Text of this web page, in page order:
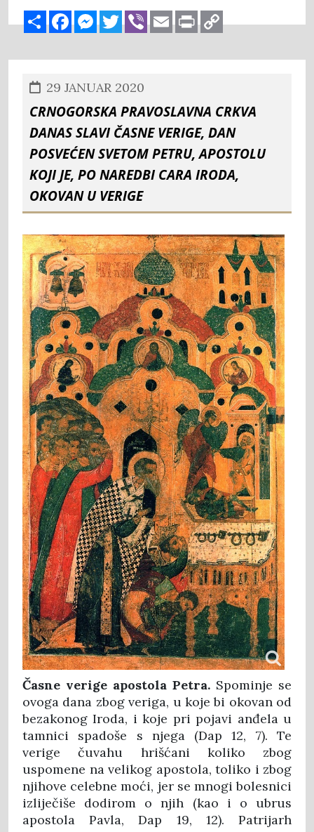
ShareFacebook
Messenger
Twitter
ViberEmailPrint
Link
29 JANUAR 2020
Crnogorska pravoslavna crkva
danas slavi Časne verige, dan
posvećen Svetom Petru, apostolu
koji je, po naredbi cara Iroda,
okovan u verige
Časne verige apostola Petra. Spominje se
ovoga dana zbog veriga, u koje bi okovan od
bezakonog Iroda, i koje pri pojavi anđela u
tamnici spadoše s njega (Dap 12, 7). Te
verige čuvahu hrišćani koliko zbog
uspomene na velikog apostola, toliko i zbog
njihove celebne moći, jer se mnogi bolesnici
izliječiše dodirom o njih (kao i o ubrus
apostola Pavla, Dap 19, 12). Patrijarh